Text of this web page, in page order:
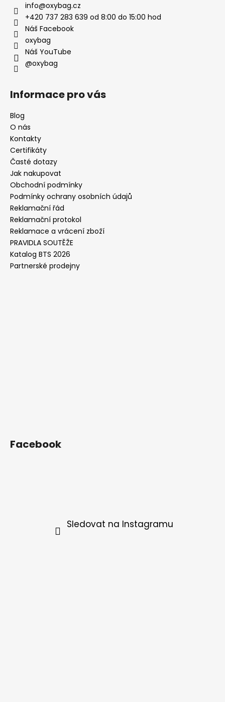
info@oxybag.cz
+420 737 283 639 od 8:00 do 15:00 hod
Náš Facebook
oxybag
Náš YouTube
@oxybag
Informace pro vás
Blog
O nás
Kontakty
Certifikáty
Časté dotazy
Jak nakupovat
Obchodní podmínky
Podmínky ochrany osobních údajů
Reklamační řád
Reklamační protokol
Reklamace a vrácení zboží
PRAVIDLA SOUTĚŽE
Katalog BTS 2026
Partnerské prodejny
Facebook
Sledovat na Instagramu